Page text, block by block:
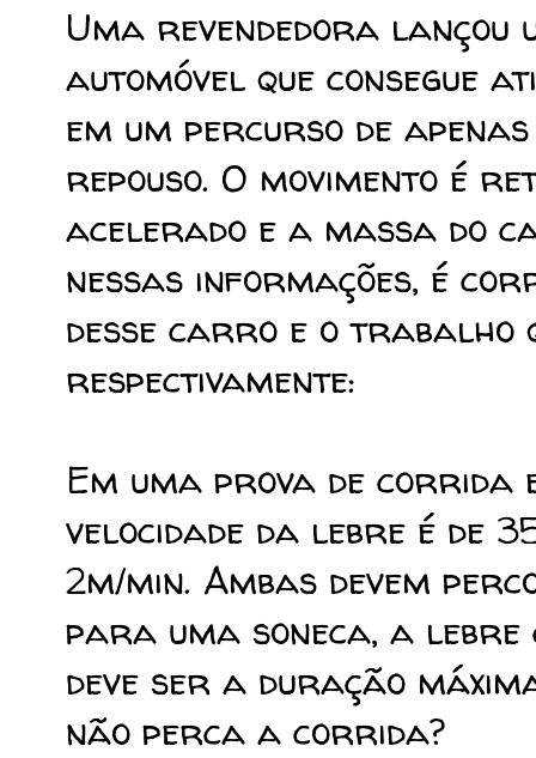
Uma revendedora lançou
automóvel que consegue
em um percurso de
repouso. O movimento é
acelerado e a massa do
nessas informações, é
desse carro e o trabalho
respectivamente:
Em uma prova de
velocidade da lebre é de
2m/min. Ambas devem
para uma soneca, a
deve ser a duração
não perca a corrida?